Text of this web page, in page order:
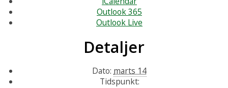
Outlook 365
Outlook Live
Detaljer
Dato: marts 14
Tidspunkt: